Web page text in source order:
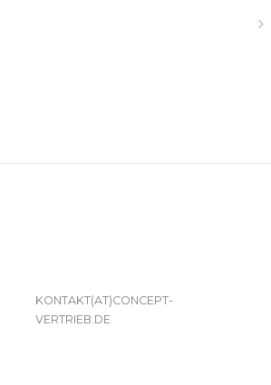
KONTAKT(AT)CONCEPT-
VERTRIEB.DE